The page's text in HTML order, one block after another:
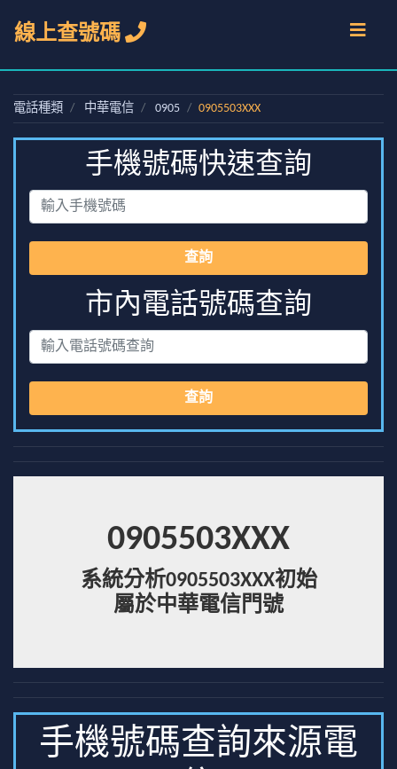
線上查號碼
電話種類 中華電信 0905 0905503XXX
手機號碼快速查詢
查詢
市內電話號碼查詢
查詢
0905503XXX
系統分析0905503XXX初始
屬於中華電信門號
手機號碼查詢來源電